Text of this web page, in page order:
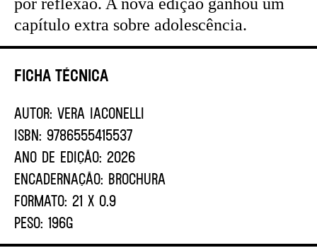
Ficha Técnica
AUTOR: VERA IACONELLI
ISBN: 9786555415537
ANO DE EDIÇÃO: 2026
ENCADERNAÇÃO: BROCHURA
FORMATO: 21 X 0.9
PESO: 196G
capítulo extra sobre adolescência.